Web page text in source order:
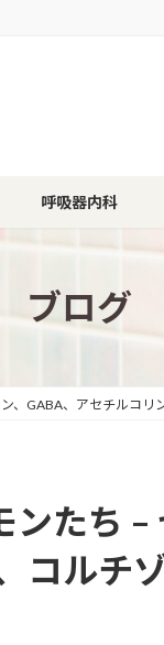
呼吸器内科
ブログ
、GABA、アセチルコリ
たち –
コルチ